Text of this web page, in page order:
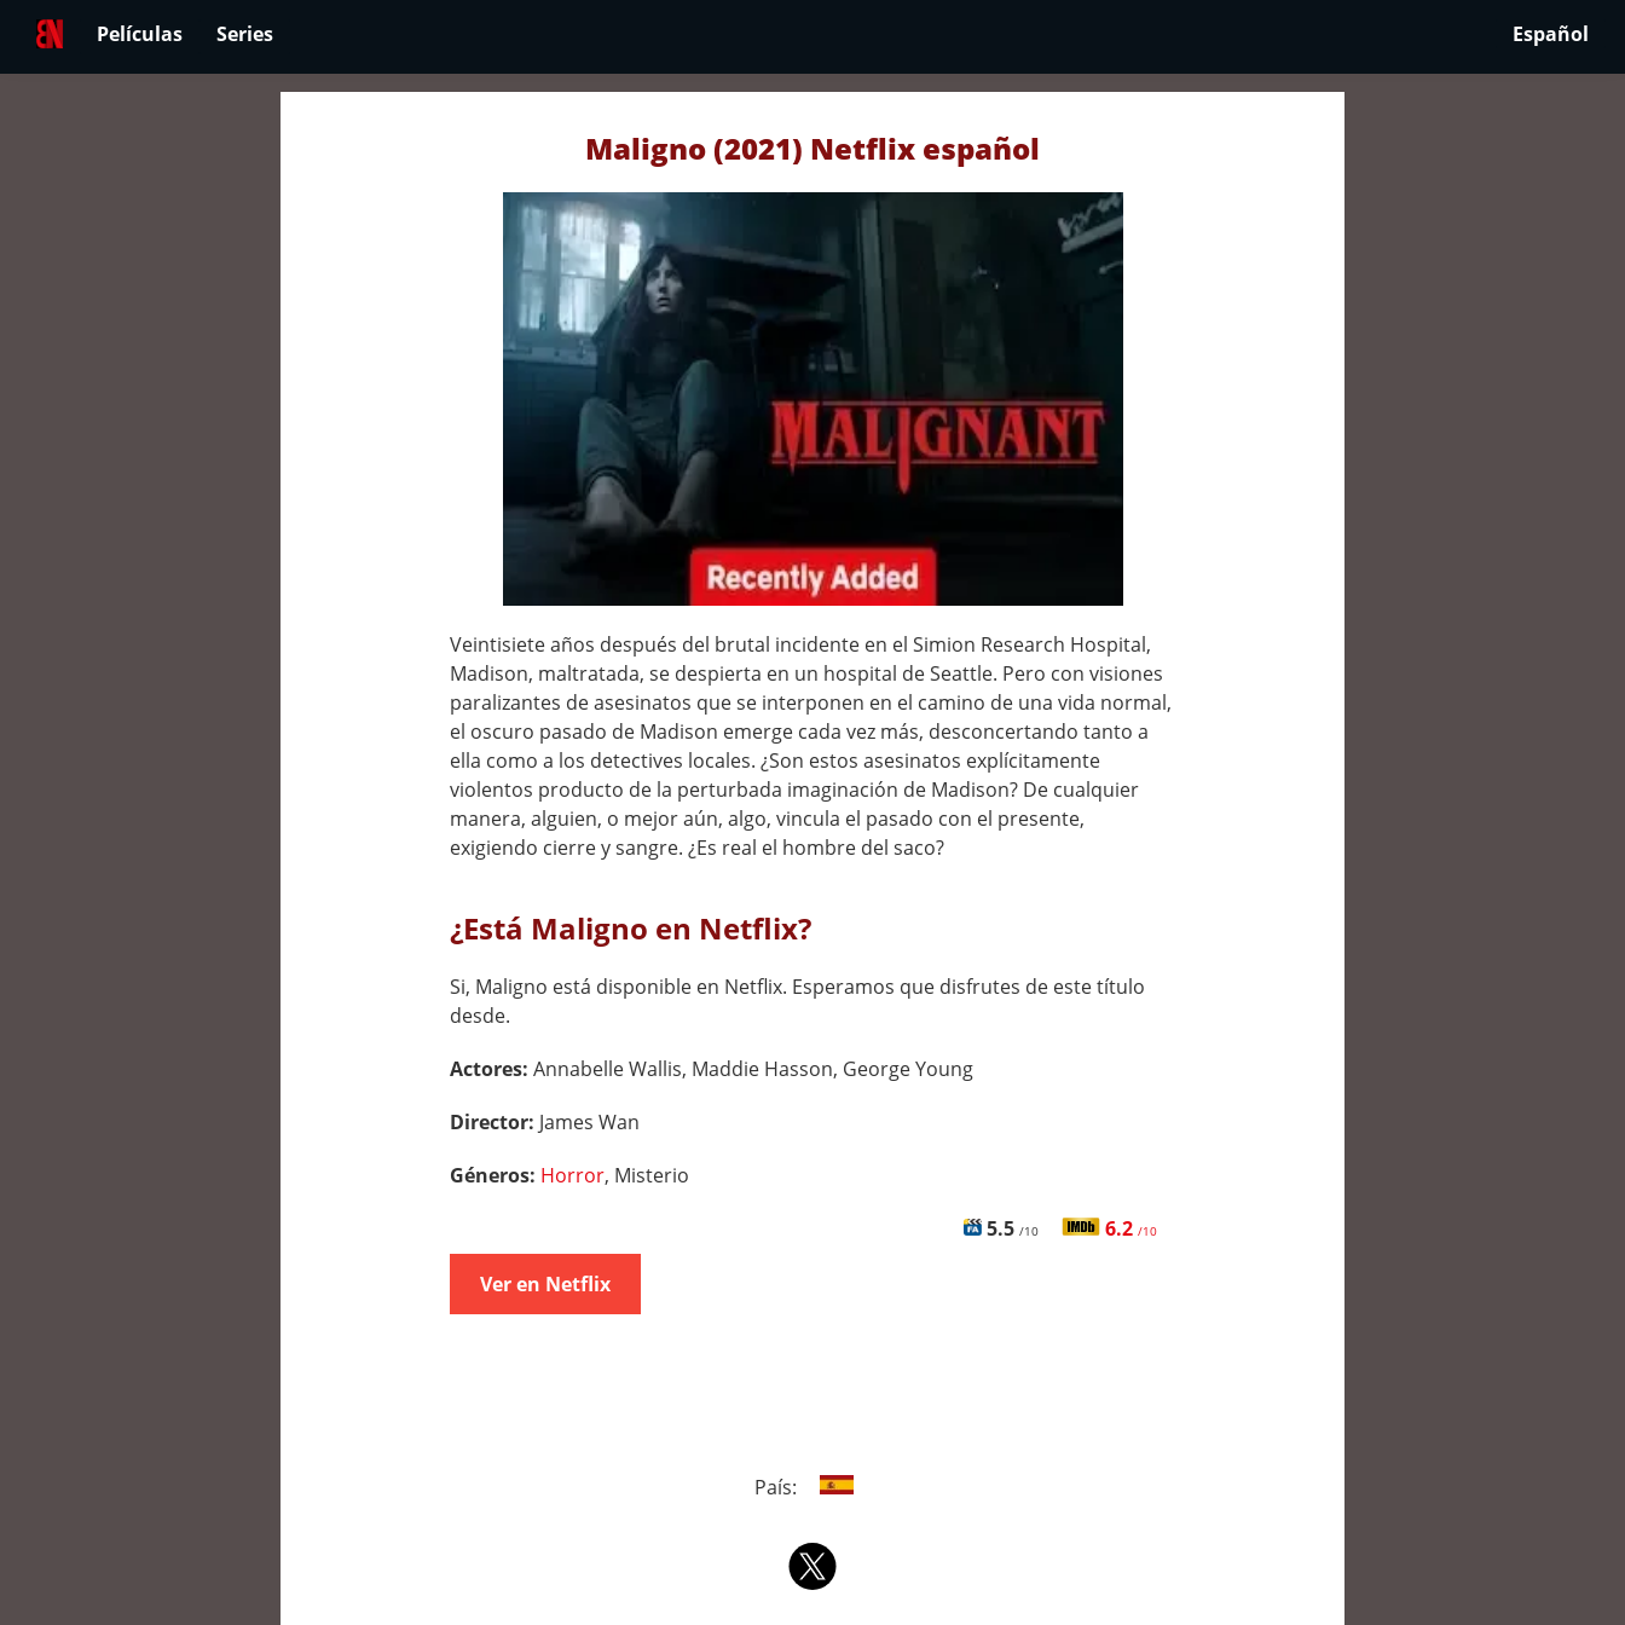
Películas Series Español
Maligno (2021) Netflix español
Veintisiete años después del brutal incidente en el Simion Research Hospital,
Madison, maltratada, se despierta en un hospital de Seattle. Pero con visiones
paralizantes de asesinatos que se interponen en el camino de una vida normal,
el oscuro pasado de Madison emerge cada vez más, desconcertando tanto a
ella como a los detectives locales. ¿Son estos asesinatos explícitamente
violentos producto de la perturbada imaginación de Madison? De cualquier
manera, alguien, o mejor aún, algo, vincula el pasado con el presente,
exigiendo cierre y sangre. ¿Es real el hombre del saco?
¿Está Maligno en Netflix?
Si, Maligno está disponible en Netflix. Esperamos que disfrutes de este título
desde.
Actores: Annabelle Wallis, Maddie Hasson, George Young
Director: James Wan
Géneros: Horror, Misterio
5.5 /10 6.2 /10
Ver en Netflix
País: